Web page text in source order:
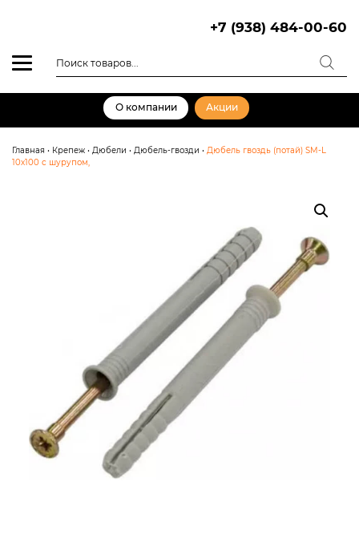
+7 (938) 484-00-60
товаров
О компании Акции
Главная • Крепеж • Дюбели • Дюбель-гвозди • Дюбель гвоздь (потай) SM-L
10х100 с шурупом,